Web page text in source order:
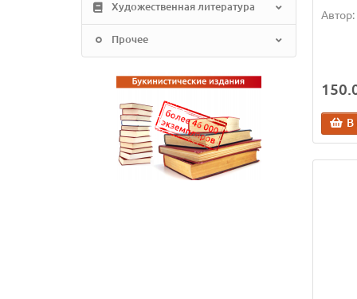
Художественная литература
Прочее
Автор:
В